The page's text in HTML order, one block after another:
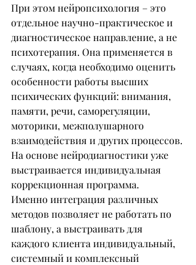
При этом нейропсихология – это
отдельное научно-практическое и
диагностическое направление, а не
психотерапия. Она применяется в
случаях, когда необходимо оценить
особенности работы высших
психических функций: внимания,
памяти, речи, саморегуляции,
моторики, межполушарного
взаимодействия и других процессов.
На основе нейродиагностики уже
выстраивается индивидуальная
коррекционная программа.
Именно интеграция различных
методов позволяет не работать по
шаблону, а выстраивать для
каждого клиента индивидуальный,
системный и комплексный